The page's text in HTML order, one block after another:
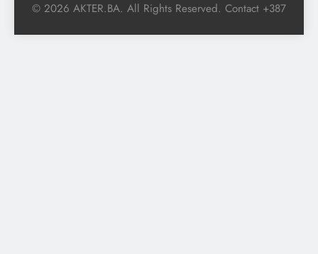
© 2026 AKTER.BA. All Rights Reserved. Contact +387